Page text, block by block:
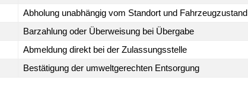
Abholung unabhängig vom Standort und Fahrzeugzustand
Barzahlung oder Überweisung bei Übergabe
Abmeldung direkt bei der Zulassungsstelle
Bestätigung der umweltgerechten Entsorgung